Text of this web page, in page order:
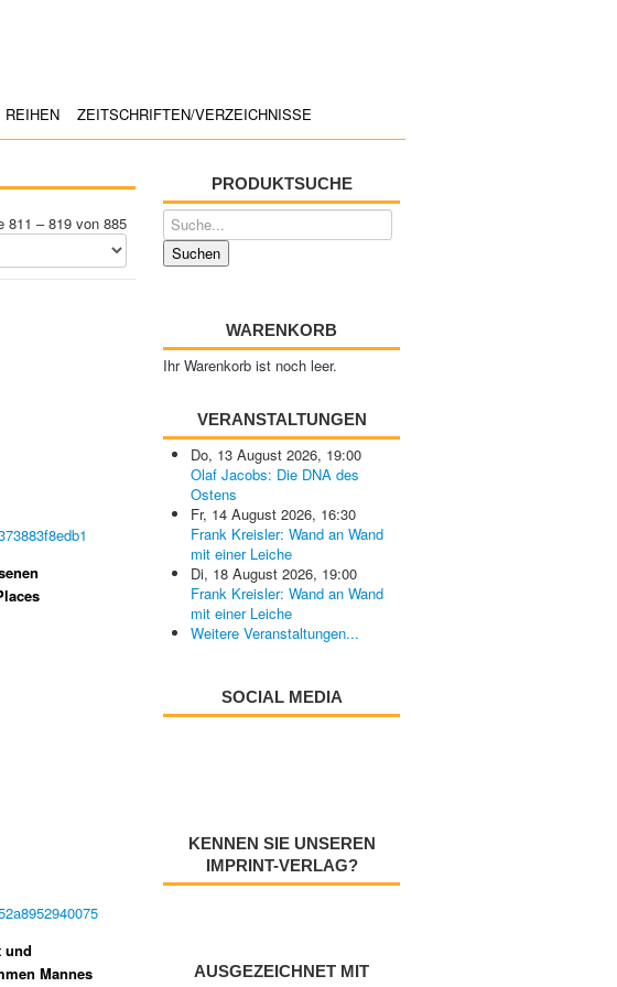
REIHEN ZEITSCHRIFTEN/VERZEICHNISSE
811 – 819 von 885
und
Mannes
PRODUKTSUCHE
WARENKORB
Ihr Warenkorb ist noch leer.
VERANSTALTUNGEN
Do, 13 August 2026, 19:00
Olaf Jacobs: Die DNA des
Ostens
Fr, 14 August 2026, 16:30
Frank Kreisler: Wand an Wand
mit einer Leiche
Di, 18 August 2026, 19:00
Frank Kreisler: Wand an Wand
mit einer Leiche
Weitere Veranstaltungen...
SOCIAL MEDIA
KENNEN SIE UNSEREN
IMPRINT-VERLAG?
AUSGEZEICHNET MIT